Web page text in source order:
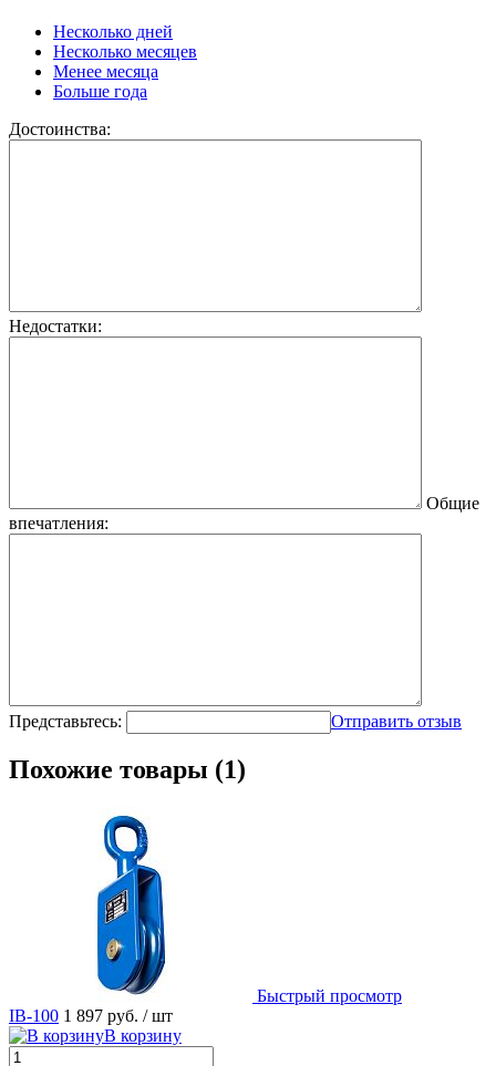
Несколько дней
Несколько месяцев
Менее месяца
Больше года
Достоинства:
Недостатки:
Общие
впечатления:
Представьтесь: Отправить отзыв
Похожие товары (1)
Быстрый просмотр
IB-100 1 897 руб. / шт
В корзину